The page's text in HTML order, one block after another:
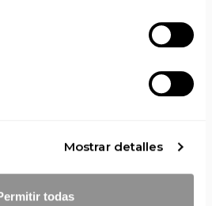
Mostrar detalles
todas
día 24 de agosto para productos
con distinto plazo de entrega, el
está completo.
: EL taller de